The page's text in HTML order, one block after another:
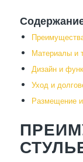
Материалы и
Дизайн и
Уход и
Размещение